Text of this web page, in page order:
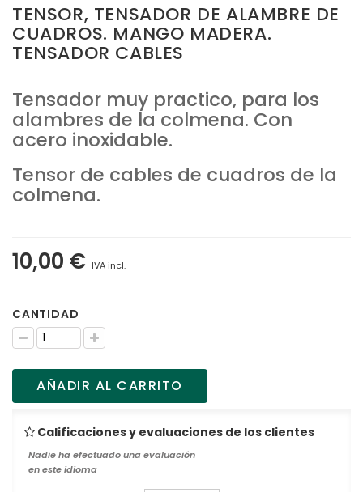
TENSOR, TENSADOR DE ALAMBRE DE
CUADROS. MANGO MADERA.
TENSADOR CABLES
Tensador muy practico, para los
alambres de la colmena. Con
acero inoxidable.
Tensor de cables de cuadros de la
colmena.
10,00 € IVA incl.
CANTIDAD
AÑADIR AL CARRITO
Calificaciones y evaluaciones de los clientes
Nadie ha efectuado una evaluación
en este idioma